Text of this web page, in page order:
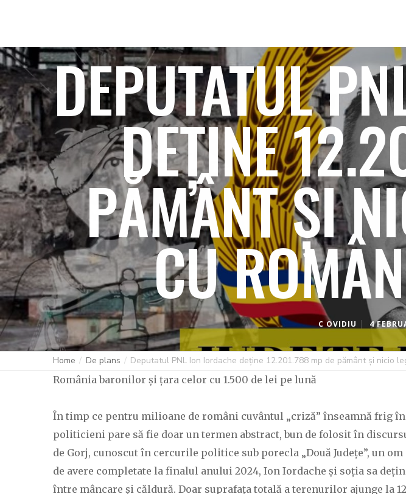
DEPUTATUL
DEȚINE
PĂMÂNT ȘI
CU
C OVIDIU 4
Home De plans Deputatul PNL Ion Iordache deține 12.201.788 mp de pământ și nicio
România baronilor și țara celor cu 1.500 de lei pe lună
În timp ce pentru milioane de români cuvântul „criză” înseamnă frig
politicieni pare să fie doar un termen abstract, bun de folosit în
de Gorj, cunoscut în cercurile politice sub porecla „Două Județe”, un
de avere completate la finalul anului 2024, Ion Iordache și soția sa
între mâncare și căldură. Doar suprafața totală a terenurilor ajunge la